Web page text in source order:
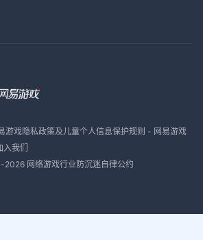
游戏隐私政策及儿童个人信息保护规则 - 网易游戏
入我们
2026 网络游戏行业防沉迷自律公约